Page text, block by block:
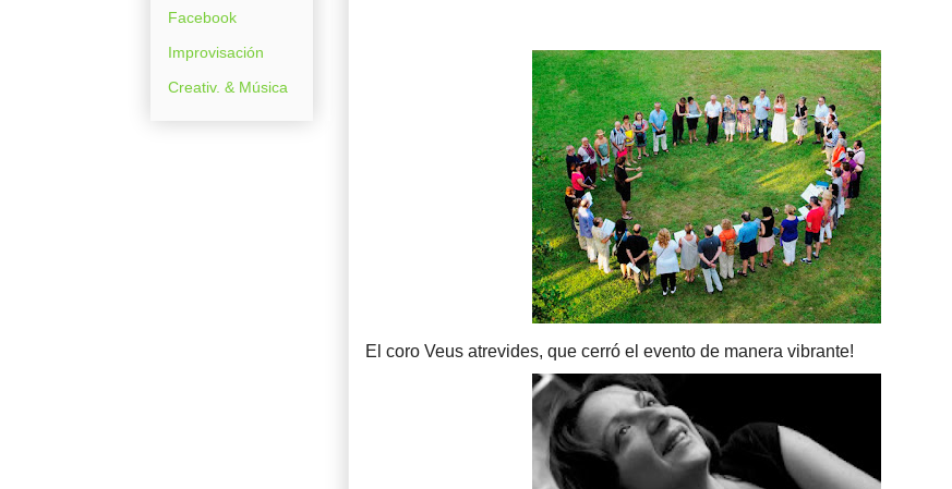
El coro Veus atrevides, que cerró el evento de manera vibrante!
Facebook
Improvisación
Creativ. & Música